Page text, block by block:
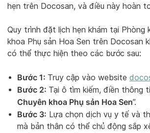
hẹn trên Docosan, và điều này hoàn
Quy trình đặt lịch hẹn khám tại Phòng
khoa Phụ sản Hoa Sen trên Docosan
có thể thực hiện theo các bước sau:
Bước 1: Truy cập vào website
Bước 2: Tại ô tìm kiếm, điền thông
Chuyên khoa Phụ sản Hoa Sen”.
Bước 3: Lựa chọn dịch vụ y tế và
mà bản thân có thể chủ động sắp